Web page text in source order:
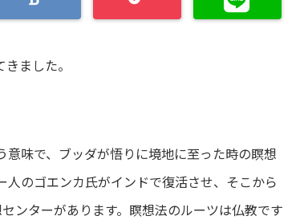
ました。
味で、ブッダが悟りに境地に至った時の瞑想
のゴエンカ氏がインドで復活させ、そこから
ンターがあります。瞑想法のルーツは仏教です